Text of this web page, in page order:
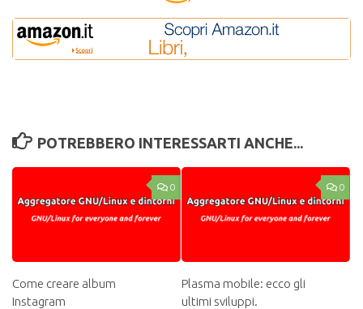
POTREBBERO INTERESSARTI ANCHE...
0
Come creare album
Instagram
0
Plasma mobile: ecco gli
ultimi sviluppi.